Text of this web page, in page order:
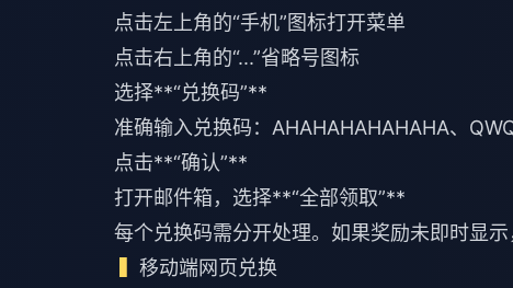
点击左上角的“手机”图标打开菜单
点击右上角的“...”省略号图标
选择**“兑换码”**
准确输入兑换码：AHAHAHAHAHAHA、
点击**“确认”**
打开邮件箱，选择**“全部领取”**
每个兑换码需分开处理。如果奖励未即时显示
移动端网页兑换